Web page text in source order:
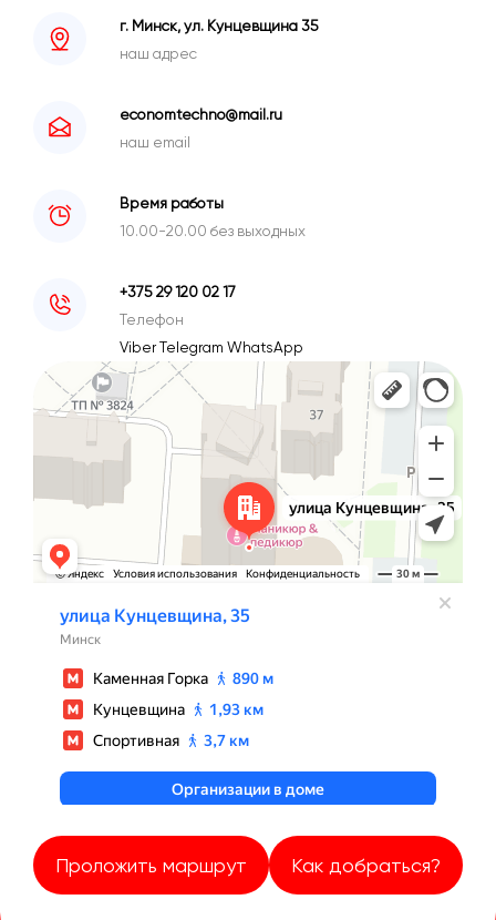
г. Минск, ул. Кунцевщина 35
наш адрес
economtechno@mail.ru
наш email
Время работы
10.00-20.00 без выходных
+375 29 120 02 17
Телефон
ViberTelegram WhatsApp
Минск
Улица Кунцевщина, 35 — Яндекс Карты
Проложить маршрут Как добраться?